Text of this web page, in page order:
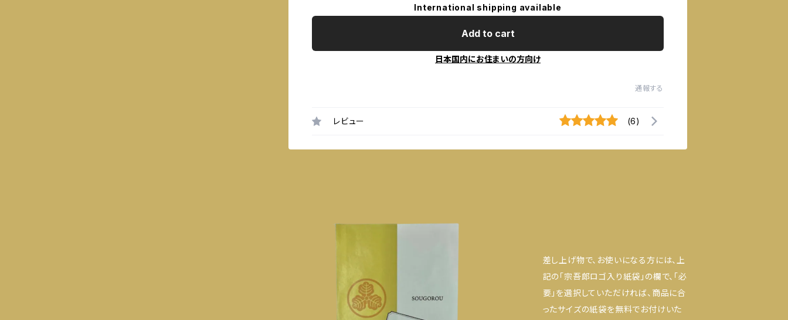
International shipping available
Add to cart
日本国内にお住まいの方向け
通報する
レビュー (6)
差し上げ物で、お使いになる方には、上
記の「宗吾郎ロゴ入り紙袋」の欄で、「必
要」を選択していただければ、商品に合
ったサイズの紙袋を無料でお付けいた